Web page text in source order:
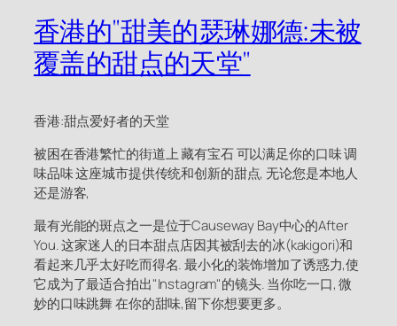
香港的"甜美的瑟琳娜德:未被
覆盖的甜点的天堂"
香港:甜点爱好者的天堂
被困在香港繁忙的街道上 藏有宝石 可以满足你的口味 调
味品味 这座城市提供传统和创新的甜点, 无论您是本地人
还是游客,
最有光能的斑点之一是位于Causeway Bay中心的After
You. 这家迷人的日本甜点店因其被刮去的冰(kakigori)和
看起来几乎太好吃而得名. 最小化的装饰增加了诱惑力,使
它成为了最适合拍出"Instagram"的镜头. 当你吃一口, 微
妙的口味跳舞 在你的甜味,留下你想要更多。